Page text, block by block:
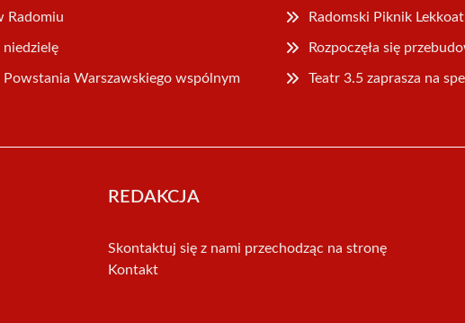
Radomiu Radomski Piknik
niedzielę Rozpoczęła się
Warszawskiego wspólnym
Teatr 3.5 zaprasza na
REDAKCJA
Skontaktuj się z nami przechodząc na stronę
Kontakt